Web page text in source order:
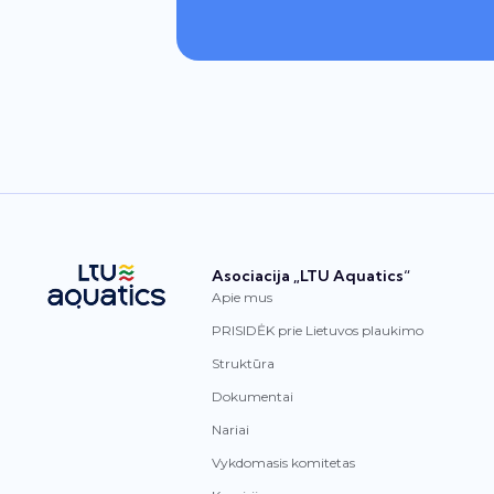
Asociacija „LTU Aquatics“
Apie mus
PRISIDĖK prie Lietuvos plaukimo
Struktūra
Dokumentai
Nariai
Vykdomasis komitetas